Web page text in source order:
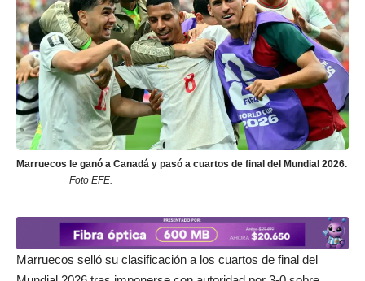
Marruecos le ganó a Canadá y pasó a cuartos de final del Mundial 2026.
Foto EFE.
Marruecos selló su clasificación a los cuartos de final del